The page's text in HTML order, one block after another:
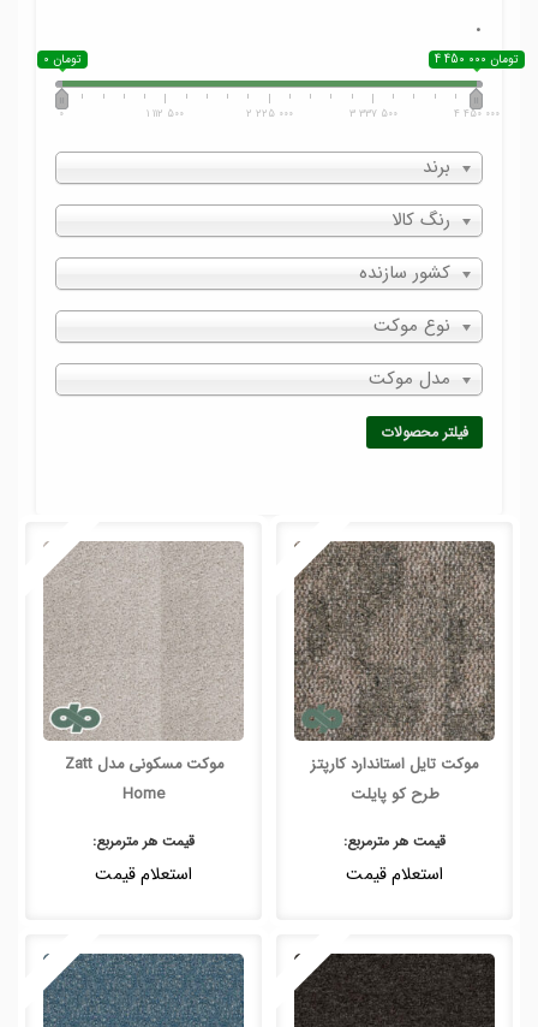
.
0 تومان 4 450 000 تومان
0 1 112 500 2 225 000 3 337 500 4 450 000
برند
رنگ کالا
کشور سازنده
نوع موکت
مدل موکت
فیلتر محصولات
موکت تایل استاندارد کارپتز
طرح کو پایلت
قیمت هر مترمربع:
استعلام قیمت
موکت مسکونی مدل Zatt
Home
قیمت هر مترمربع:
استعلام قیمت